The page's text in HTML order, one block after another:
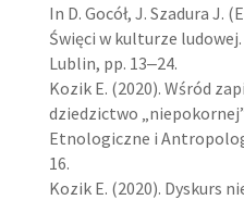
In D. Gocół, J. Szadura
Święci w kulturze
Lublin, pp. 13‒24.
Kozik E. (2020). Wśród
dziedzictwo
Etnologiczne i
16.
Kozik E. (2020). Dyskurs